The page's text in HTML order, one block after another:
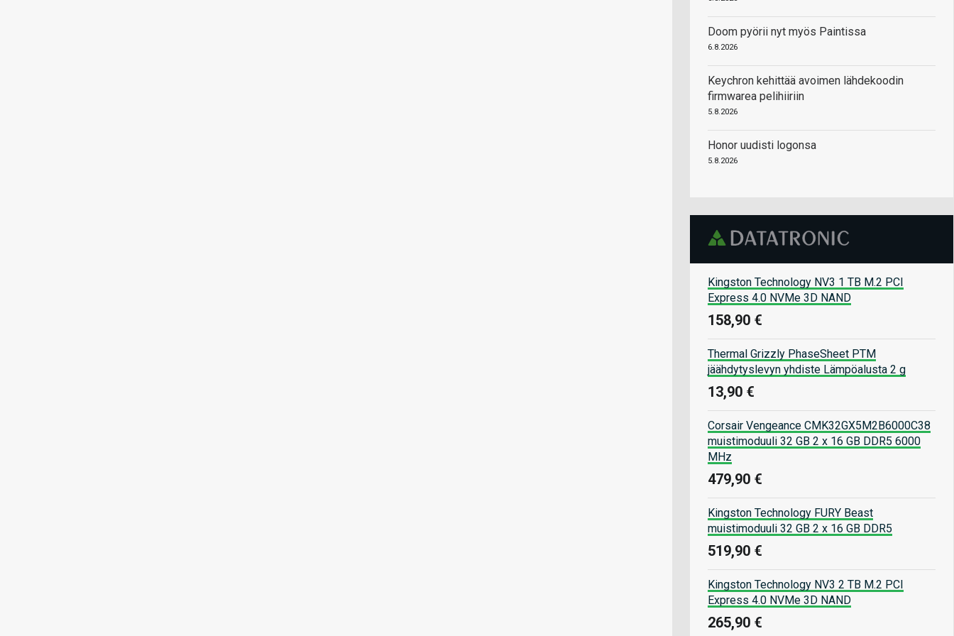
Doom pyörii nyt myös Paintissa
6.8.2026
Keychron kehittää avoimen lähdekoodin
firmwarea pelihiiriin
5.8.2026
Honor uudisti logonsa
5.8.2026
Kingston Technology NV3 1 TB M.2 PCI
Express 4.0 NVMe 3D NAND
158,90 €
Thermal Grizzly PhaseSheet PTM
jäähdytyslevyn yhdiste Lämpöalusta 2 g
13,90 €
Corsair Vengeance CMK32GX5M2B6000C38
muistimoduuli 32 GB 2 x 16 GB DDR5 6000
MHz
479,90 €
Kingston Technology FURY Beast
muistimoduuli 32 GB 2 x 16 GB DDR5
519,90 €
Kingston Technology NV3 2 TB M.2 PCI
Express 4.0 NVMe 3D NAND
265,90 €